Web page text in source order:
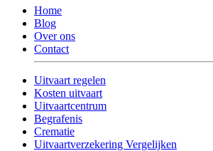
Home
Blog
Over ons
Contact
Uitvaart regelen
Kosten uitvaart
Uitvaartcentrum
Begrafenis
Crematie
Uitvaartverzekering Vergelijken